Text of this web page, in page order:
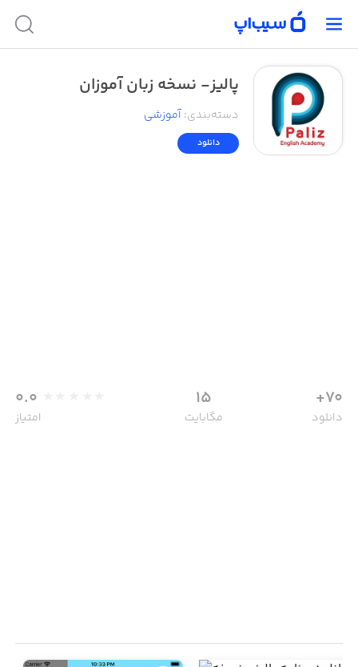
پالیز- نسخه زبان آموزان
دسته‌بندی:آموزشی
دانلود
70+
دانلود
15
مگابایت
0.0
امتیاز